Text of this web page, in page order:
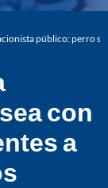
público: perro se
con
a